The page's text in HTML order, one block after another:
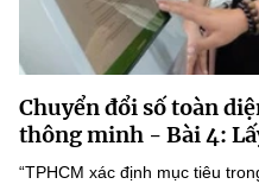
Chuyển đổi số toàn
thông minh - Bài 4:
“TPHCM xác định mục tiêu